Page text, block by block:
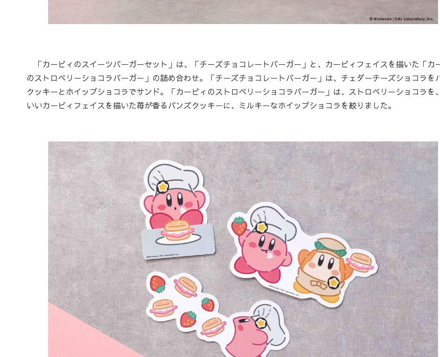
「カービィのスイーツバーガーセット」は、「チーズチョコレートバーガー」と、カービィフェイスを描いた「カ
のストロベリーショコラバーガー」の詰め合わせ。「チーズチョコレートバーガー」は、チェダーチーズショコラを
クッキーとホイップショコラでサンド。「カービィのストロベリーショコラバーガー」は、ストロベリーショコラを
いいカービィフェイスを描いた苺が香るバンズクッキーに、ミルキーなホイップショコラを絞りました。